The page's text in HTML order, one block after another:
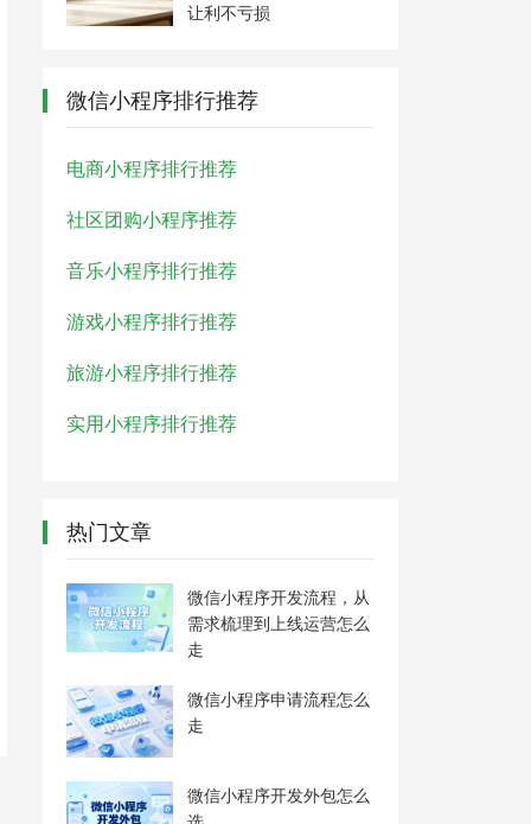
让利不亏损
微信小程序排行推荐
电商小程序排行推荐
社区团购小程序推荐
音乐小程序排行推荐
游戏小程序排行推荐
旅游小程序排行推荐
实用小程序排行推荐
热门文章
微信小程序开发流程，从
需求梳理到上线运营怎么
走
微信小程序申请流程怎么
走
微信小程序开发外包怎么